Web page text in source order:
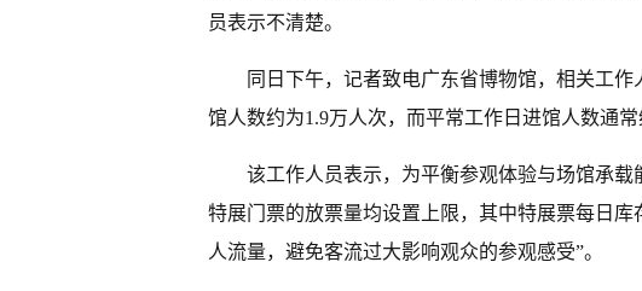
员表示不清楚。
同日下午，记者致电广东省博物馆，相关工
馆人数约为1.9万人次，而平常工作日进馆人数通常
该工作人员表示，为平衡参观体验与场馆承
特展门票的放票量均设置上限，其中特展票每日库
人流量，避免客流过大影响观众的参观感受”。